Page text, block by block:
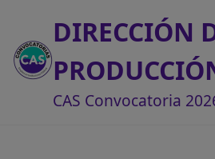
DIRECCIÓN
CAS Convocatoria